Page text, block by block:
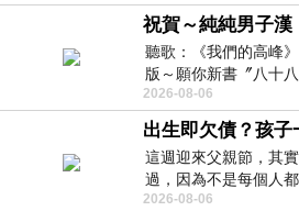
祝賀～純純男子漢
聽歌：《我們的高峰
版～願你新書〞八十
經在我的版留言…「好
2026-08-06
這週迎來父親節，其
過，因為不是每個人
節的，平時也沒什麼
2026-08-06